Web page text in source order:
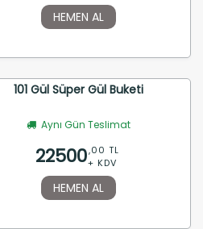
HEMEN AL
101 Gül Süper Gül Buketi
Aynı Gün Teslimat
22500,00 TL
+ KDV
HEMEN AL